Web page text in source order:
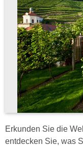
Erkunden Sie die
entdecken Sie, was